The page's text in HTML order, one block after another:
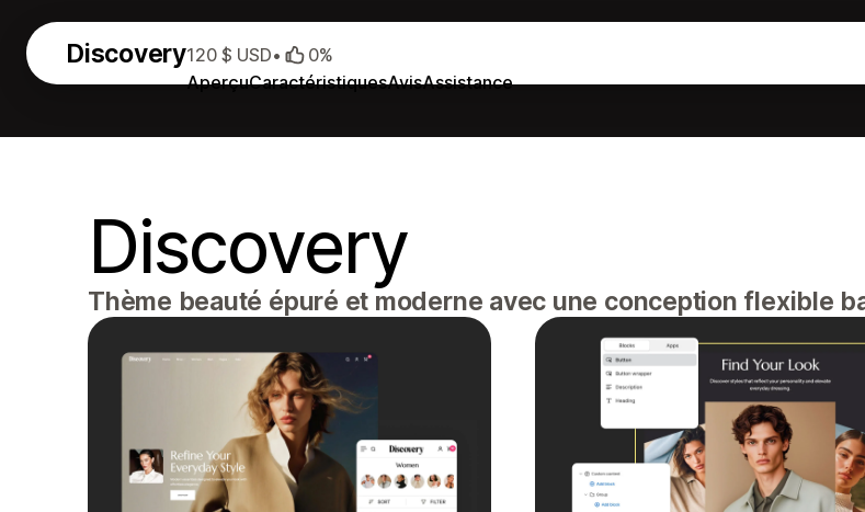
Discovery
AperçuCaractéristiquesAvisAssistance
120 $ USD• 0%
Discovery
Thème beauté épuré et moderne avec une conception flexible